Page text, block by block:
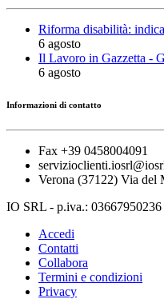
Riforma disabilità:
6 agosto
Il Lavoro in Gazzetta -
6 agosto
Informazioni di contatto
Fax +39 0458004091
Verona (37122) Via del
IO SRL - p.iva.: 03667950236
Accedi
Contatti
Collabora
Termini e condizioni
Privacy